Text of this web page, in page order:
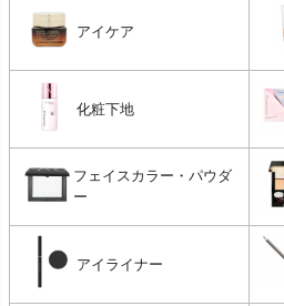
アイケア
化粧下地
フェイスカラー・パウダ
ー
アイライナー